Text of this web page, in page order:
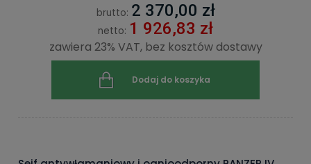
brutto: 2 370,00 zł
netto: 1 926,83 zł
zawiera 23% VAT, bez kosztów dostawy
Dodaj do koszyka